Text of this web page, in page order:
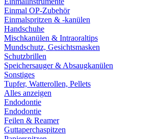
Einmal OP-Zubehör
Einmalspritzen & -kanülen
Handschuhe
Mischkanülen & Intraoraltips
Mundschutz, Gesichtsmasken
Schutzbrillen
Speichersauger & Absaugkanülen
Sonstiges
Tupfer, Watterollen, Pellets
Alles anzeigen
Endodontie
Endodontie
Feilen & Reamer
Guttaperchaspitzen